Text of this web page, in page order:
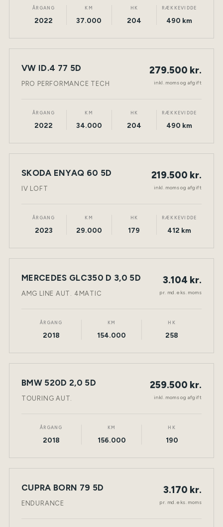
ÅRGANG
2022
KM
37.000
HK
204
RÆKKEVIDDE
490 km
NY BIL ELEKTRISK TØNDER
VW ID.4 77 5D
PRO PERFORMANCE TECH
279.500 kr.
inkl. moms og afgift
ÅRGANG
2022
KM
34.000
HK
204
RÆKKEVIDDE
490 km
NY BIL ELEKTRISK TØNDER
SKODA ENYAQ 60 5D
IV LOFT
219.500 kr.
inkl. moms og afgift
ÅRGANG
2023
KM
29.000
HK
179
RÆKKEVIDDE
412 km
LEASING NY BIL DIESEL TØNDER
MERCEDES GLC350 D 3,0 5D
AMG LINE AUT. 4MATIC
3.104 kr.
pr. md. eks. moms
ÅRGANG
2018
KM
154.000
HK
258
NY BIL DIESEL TØNDER
BMW 520D 2,0 5D
TOURING AUT.
259.500 kr.
inkl. moms og afgift
ÅRGANG
2018
KM
156.000
HK
190
LEASING NY BIL TØNDER
CUPRA BORN 79 5D
ENDURANCE
3.170 kr.
pr. md. eks. moms